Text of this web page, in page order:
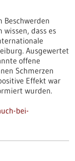
Beschwerden
dass es
Ausgewertet
offene
Schmerzen
Effekt war
wurden.
bei-